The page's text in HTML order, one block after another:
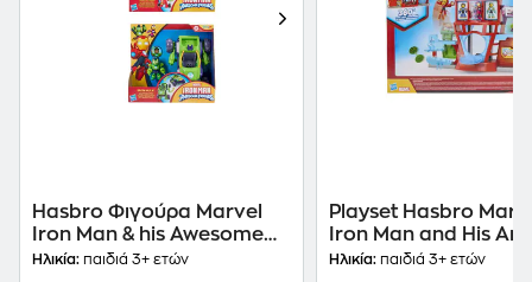
Hasbro Φιγούρα Marvel
Iron Man & his Awesome
Friends 2 σε 1 - 1 Τμχ
Ηλικία: παιδιά 3+ ετών
Playset Hasbro
Iron Man and His
Friends Quarters
Ηλικία: παιδιά 3+ ετών